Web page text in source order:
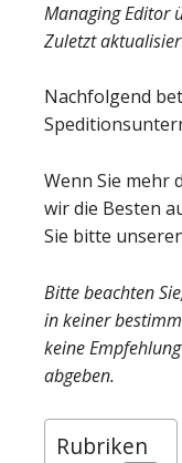
Managing Editor
Zuletzt
Nachfolgend
Wenn Sie mehr
wir die Besten
Sie bitte
Bitte beachten
in keiner
keine
abgeben.
Rubriken